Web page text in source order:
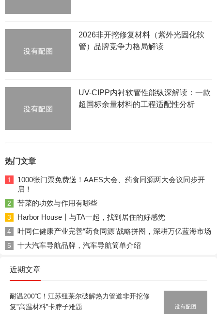
2026非开挖修复材料（紫外光固化软
管）品牌竞争力格局解读
UV-CIPP内衬软管性能纵深解读：一款
超国标余量材料的工程适配性分析
热门文章
1
1000张门票免费送！AAES大会、药食同源两大会议同步开
启！
2 苦菜的功效与作用有哪些
3 Harbor House丨与TA一起，找到居住的好感觉
4 叶同仁健康产业完善“药食同源”战略拼图，深耕万亿蓝海市场
5 十大汽车导航品牌，汽车导航简单介绍
近期文章
耐温200℃！江苏纽莱尔破解热力管道非开挖修
复”高温材料”卡脖子难题